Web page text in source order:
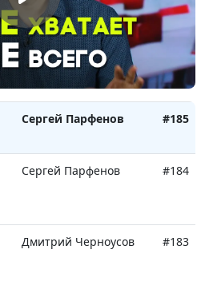
Сергей Парфенов #186
Сергей Парфенов #185
Сергей Парфенов #184
Дмитрий Черноусов #183